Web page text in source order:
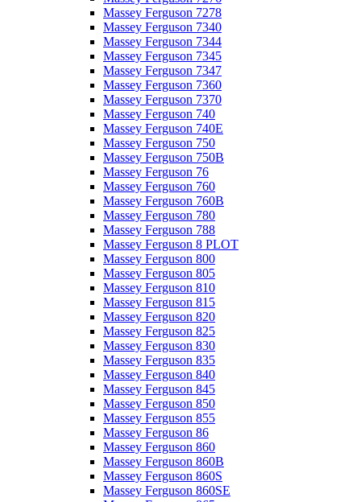
Massey Ferguson 7278
Massey Ferguson 7340
Massey Ferguson 7344
Massey Ferguson 7345
Massey Ferguson 7347
Massey Ferguson 7360
Massey Ferguson 7370
Massey Ferguson 740
Massey Ferguson 740E
Massey Ferguson 750
Massey Ferguson 750B
Massey Ferguson 76
Massey Ferguson 760
Massey Ferguson 760B
Massey Ferguson 780
Massey Ferguson 788
Massey Ferguson 8 PLOT
Massey Ferguson 800
Massey Ferguson 805
Massey Ferguson 810
Massey Ferguson 815
Massey Ferguson 820
Massey Ferguson 825
Massey Ferguson 830
Massey Ferguson 835
Massey Ferguson 840
Massey Ferguson 845
Massey Ferguson 850
Massey Ferguson 855
Massey Ferguson 86
Massey Ferguson 860
Massey Ferguson 860B
Massey Ferguson 860S
Massey Ferguson 860SE